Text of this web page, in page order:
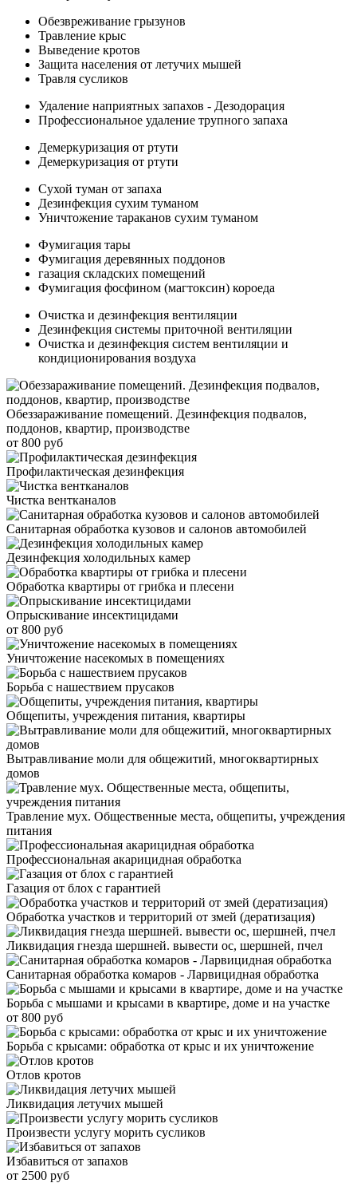
Обезвреживание грызунов
Травление крыс
Выведение кротов
Защита населения от летучих мышей
Травля сусликов
Удаление наприятных запахов - Дезодорация
Профессиональное удаление трупного запаха
Демеркуризация от ртути
Демеркуризация от ртути
Сухой туман от запаха
Дезинфекция сухим туманом
Уничтожение тараканов сухим туманом
Фумигация тары
Фумигация деревянных поддонов
газация складских помещений
Фумигация фосфином (магтоксин) короеда
Очистка и дезинфекция вентиляции
Дезинфекция системы приточной вентиляции
Очистка и дезинфекция систем вентиляции и
кондиционирования воздуха
Обеззараживание помещений. Дезинфекция подвалов,
поддонов, квартир, производстве
от 800 руб
Профилактическая дезинфекция
Чистка вентканалов
Санитарная обработка кузовов и салонов автомобилей
Дезинфекция холодильных камер
Обработка квартиры от грибка и плесени
Опрыскивание инсектицидами
от 800 руб
Уничтожение насекомых в помещениях
Борьба с нашествием прусаков
Общепиты, учреждения питания, квартиры
Вытравливание моли для общежитий, многоквартирных
домов
Травление мух. Общественные места, общепиты, учреждения
питания
Профессиональная акарицидная обработка
Газация от блох с гарантией
Обработка участков и территорий от змей (дератизация)
Ликвидация гнезда шершней. вывести ос, шершней, пчел
Санитарная обработка комаров - Ларвицидная обработка
Борьба с мышами и крысами в квартире, доме и на участке
от 800 руб
Борьба с крысами: обработка от крыс и их уничтожение
Отлов кротов
Ликвидация летучих мышей
Произвести услугу морить сусликов
Избавиться от запахов
от 2500 руб